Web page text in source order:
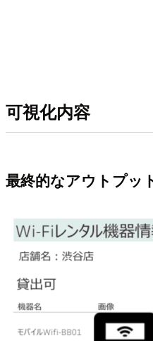
可視化内容
最終的なアウトプッ